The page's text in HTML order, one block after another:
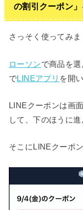
の割引クーポン
さっそく使ってみま
ローソンで商品を
でLINEアプリ を開
LINEクーポンは画
して、下のほうに進
そこにLINEクーポ